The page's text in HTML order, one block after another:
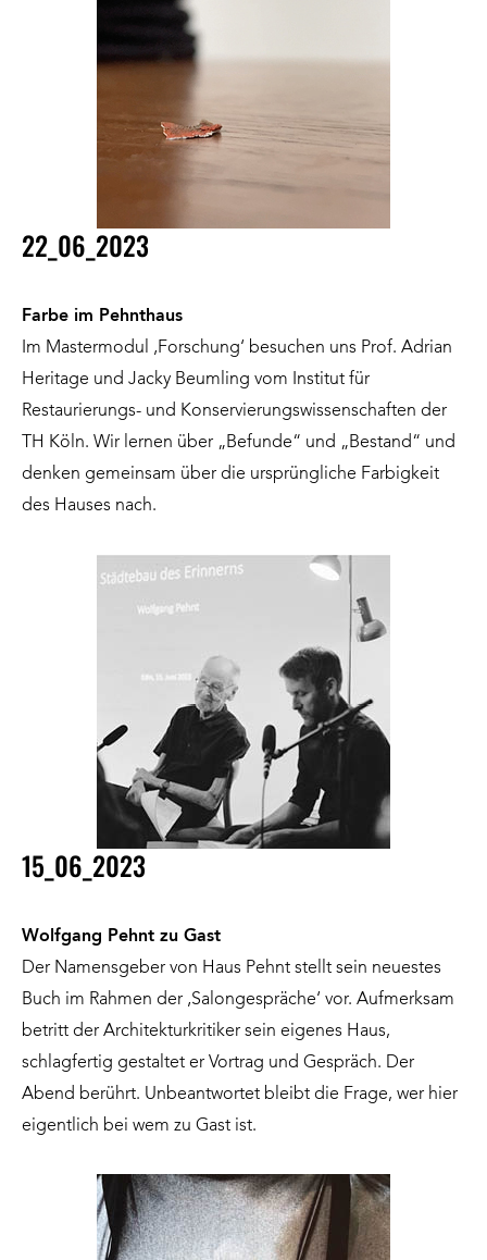
22_06_2023
Farbe im Pehnthaus
Im Mastermodul ‚Forschung‘ besuchen uns Prof. Adrian
Heritage und Jacky Beumling vom Institut für
Restaurierungs- und Konservierungswissenschaften der
TH Köln. Wir lernen über „Befunde“ und „Bestand“ und
denken gemeinsam über die ursprüngliche Farbigkeit
des Hauses nach.
15_06_2023
Wolfgang Pehnt zu Gast
Der Namensgeber von Haus Pehnt stellt sein neuestes
Buch im Rahmen der ‚Salongespräche‘ vor. Aufmerksam
betritt der Architekturkritiker sein eigenes Haus,
schlagfertig gestaltet er Vortrag und Gespräch. Der
Abend berührt. Unbeantwortet bleibt die Frage, wer hier
eigentlich bei wem zu Gast ist.